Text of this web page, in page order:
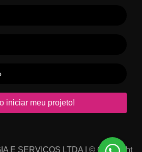
iniciar meu projeto!
E SERVICOS LTDA | © Copyright